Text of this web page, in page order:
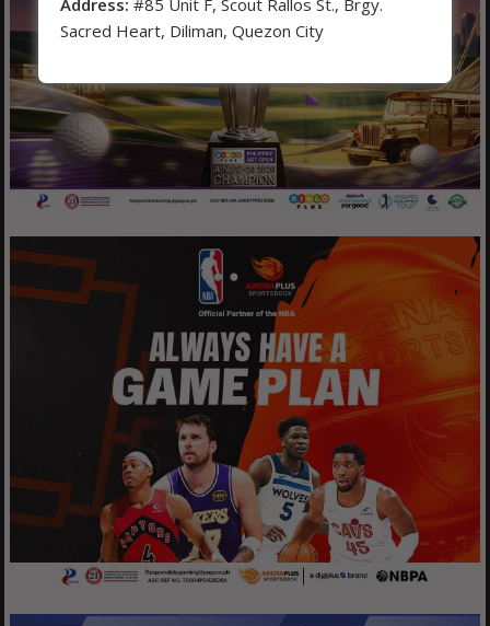
Sacred Heart, Diliman, Quezon City